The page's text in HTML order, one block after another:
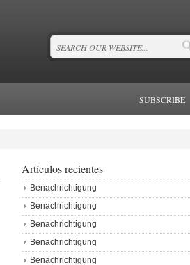
SUBSCRIBE
Artículos recientes
Benachrichtigung
Benachrichtigung
Benachrichtigung
Benachrichtigung
Benachrichtigung